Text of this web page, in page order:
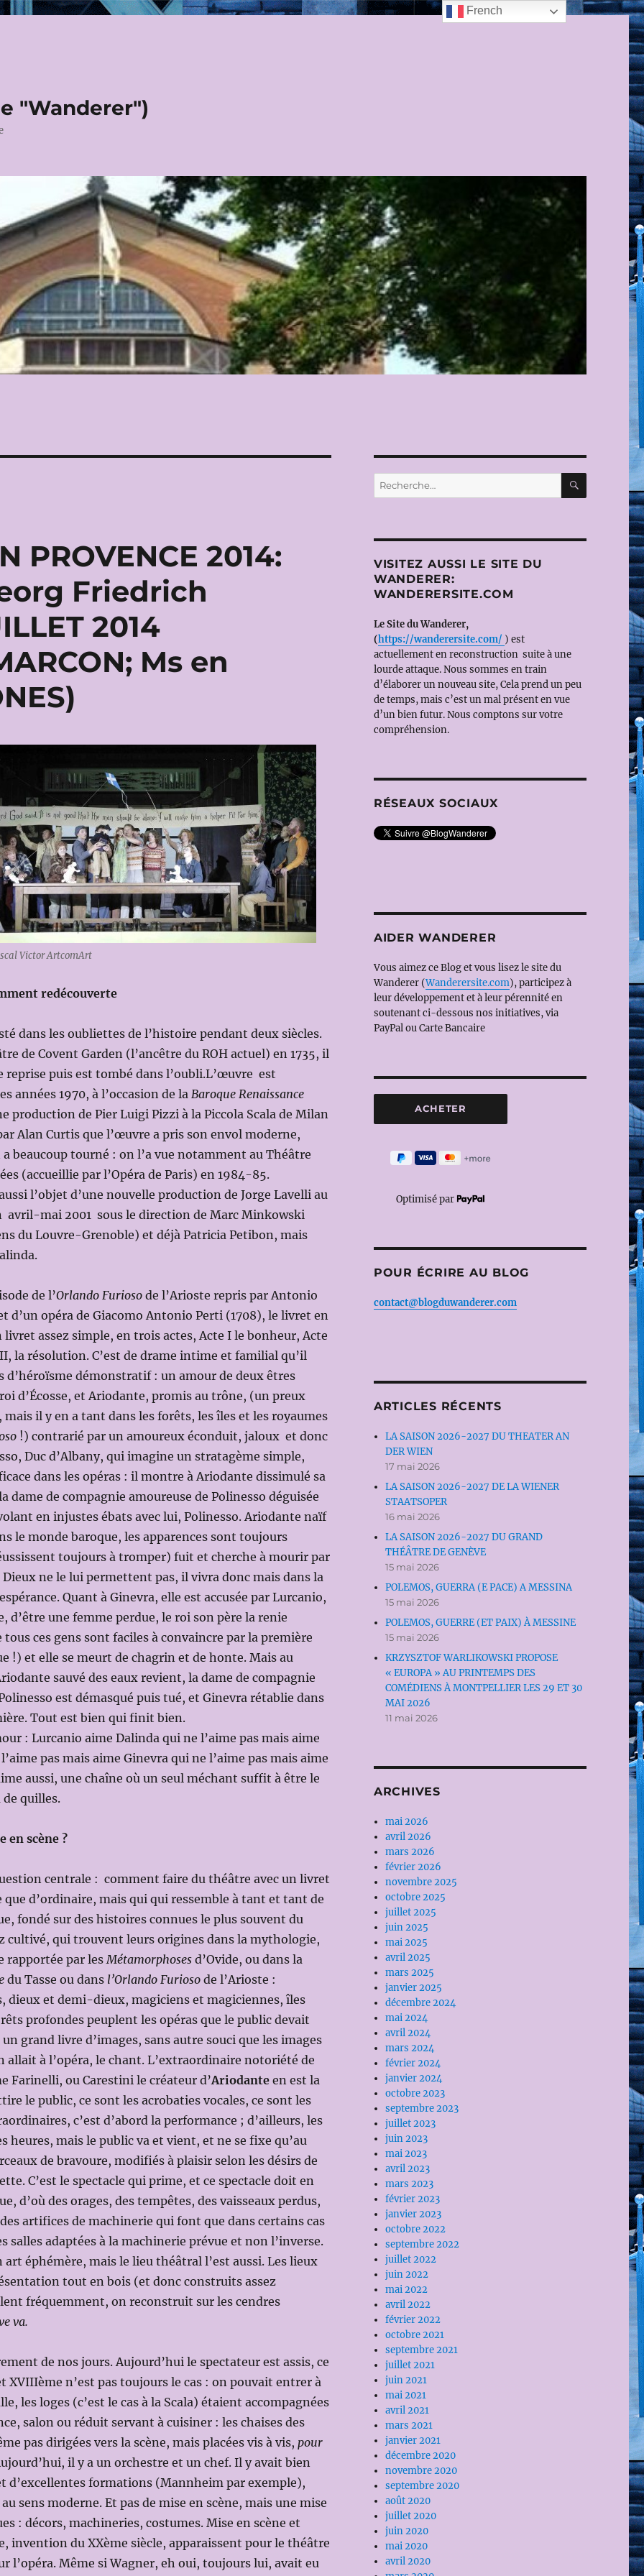
"Wanderer")
PROVENCE 2014:
Friedrich
2014
Ms en
Victor ArtcomArt
redécouverte
dans les oubliettes de l’histoire pendant deux siècles.
de Covent Garden (l’ancêtre du ROH actuel) en 1735, il
reprise puis est tombé dans l’oubli.L’œuvre est
années 1970, à l’occasion de la Baroque Renaissance
production de Pier Luigi Pizzi à la Piccola Scala de Milan
Alan Curtis que l’œuvre a pris son envol moderne,
beaucoup tourné : on l’a vue notamment au Théâtre
(accueillie par l’Opéra de Paris) en 1984-85.
l’objet d’une nouvelle production de Jorge Lavelli au
avril-mai 2001 sous le direction de Marc Minkowski
du Louvre-Grenoble) et déjà Patricia Petibon, mais
de l’Orlando Furioso de l’Arioste repris par Antonio
d’un opéra de Giacomo Antonio Perti (1708), le livret en
livret assez simple, en trois actes, Acte I le bonheur, Acte
la résolution. C’est de drame intime et familial qu’il
d’héroïsme démonstratif : un amour de deux êtres
d’Écosse, et Ariodante, promis au trône, (un preux
mais il y en a tant dans les forêts, les îles et les royaumes
!) contrarié par un amoureux éconduit, jaloux et donc
Duc d’Albany, qui imagine un stratagème simple,
dans les opéras : il montre à Ariodante dissimulé sa
dame de compagnie amoureuse de Polinesso déguisée
en injustes ébats avec lui, Polinesso. Ariodante naïf
le monde baroque, les apparences sont toujours
toujours à tromper) fuit et cherche à mourir par
Dieux ne le lui permettent pas, il vivra donc mais dans la
Quant à Ginevra, elle est accusée par Lurcanio,
d’être une femme perdue, le roi son père la renie
ces gens sont faciles à convaincre par la première
!) et elle se meurt de chagrin et de honte. Mais au
sauvé des eaux revient, la dame de compagnie
est démasqué puis tué, et Ginevra rétablie dans
Tout est bien qui finit bien.
: Lurcanio aime Dalinda qui ne l’aime pas mais aime
pas mais aime Ginevra qui ne l’aime pas mais aime
aussi, une chaîne où un seul méchant suffit à être le
de quilles.
en scène ?
centrale : comment faire du théâtre avec un livret
que d’ordinaire, mais qui qui ressemble à tant et tant de
fondé sur des histoires connues le plus souvent du
cultivé, qui trouvent leurs origines dans la mythologie,
rapportée par lesMétamorphosesd’Ovide, ou dans la
du Tasse ou dans l’Orlando Furiosode l’Arioste :
dieux et demi-dieux, magiciens et magiciennes, îles
profondes peuplent les opéras que le public devait
grand livre d’images, sans autre souci que les images
allait à l’opéra, le chant. L’extraordinaire notoriété de
Farinelli, ou Carestini le créateur d’Ariodanteen est la
le public, ce sont les acrobaties vocales, ce sont les
c’est d’abord la performance ; d’ailleurs, les
heures, mais le public va et vient, et ne se fixe qu’au
de bravoure, modifiés à plaisir selon les désirs de
C’est le spectacle qui prime, et ce spectacle doit en
d’où des orages, des tempêtes, des vaisseaux perdus,
artifices de machinerie qui font que dans certains cas
salles adaptées à la machinerie prévue et non l’inverse.
art éphémère, mais le lieu théâtral l’est aussi. Les lieux
tout en bois (et donc construits assez
fréquemment, on reconstruit sur les cendres
va.
de nos jours. Aujourd’hui le spectateur est assis, ce
XVIIIème n’est pas toujours le cas : on pouvait entrer à
les loges (c’est le cas à la Scala) étaient accompagnées
salon ou réduit servant à cuisiner : les chaises des
pas dirigées vers la scène, mais placées vis à vis, pour
il y a un orchestre et un chef. Il y avait bien
d’excellentes formations (Mannheim par exemple),
sens moderne. Et pas de mise en scène, mais une mise
: décors, machineries, costumes. Mise en scène et
invention du XXème siècle, apparaissent pour le théâtre
l’opéra. Même si Wagner, eh oui, toujours lui, avait eu
Recherche
pour :
VISITEZ AUSSI LE SITE DU
WANDERER:
WANDERERSITE.COM
Le Site du Wanderer,
(https://wanderersite.com/ ) est
actuellement en reconstruction suite à une
lourde attaque. Nous sommes en train
d’élaborer un nouveau site, Cela prend un peu
de temps, mais c’est un mal présent en vue
d’un bien futur. Nous comptons sur votre
compréhension.
RÉSEAUX SOCIAUX
AIDER WANDERER
Vous aimez ce Blog et vous lisez le site du
Wanderer (Wanderersite.com), participez à
leur développement et à leur pérennité en
soutenant ci-dessous nos initiatives, via
PayPal ou Carte Bancaire
Optimisé par
POUR ÉCRIRE AU BLOG
contact@blogduwanderer.com
ARTICLES RÉCENTS
LA SAISON 2026-2027 DU THEATER AN
DER WIEN
17 mai 2026
LA SAISON 2026-2027 DE LA WIENER
STAATSOPER
16 mai 2026
LA SAISON 2026-2027 DU GRAND
THÉÂTRE DE GENÈVE
15 mai 2026
POLEMOS, GUERRA (E PACE) A MESSINA
15 mai 2026
POLEMOS, GUERRE (ET PAIX) À MESSINE
15 mai 2026
KRZYSZTOF WARLIKOWSKI PROPOSE
« EUROPA » AU PRINTEMPS DES
COMÉDIENS À MONTPELLIER LES 29 ET 30
MAI 2026
11 mai 2026
ARCHIVES
mai 2026
avril 2026
mars 2026
février 2026
novembre 2025
octobre 2025
juillet 2025
juin 2025
mai 2025
avril 2025
mars 2025
janvier 2025
décembre 2024
mai 2024
avril 2024
mars 2024
février 2024
janvier 2024
octobre 2023
septembre 2023
juillet 2023
juin 2023
mai 2023
avril 2023
mars 2023
février 2023
janvier 2023
octobre 2022
septembre 2022
juillet 2022
juin 2022
mai 2022
avril 2022
février 2022
octobre 2021
septembre 2021
juillet 2021
juin 2021
mai 2021
avril 2021
mars 2021
janvier 2021
décembre 2020
novembre 2020
septembre 2020
août 2020
juillet 2020
juin 2020
mai 2020
avril 2020
French